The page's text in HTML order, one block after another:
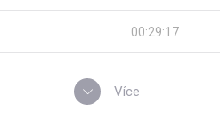
00:29:17
Více